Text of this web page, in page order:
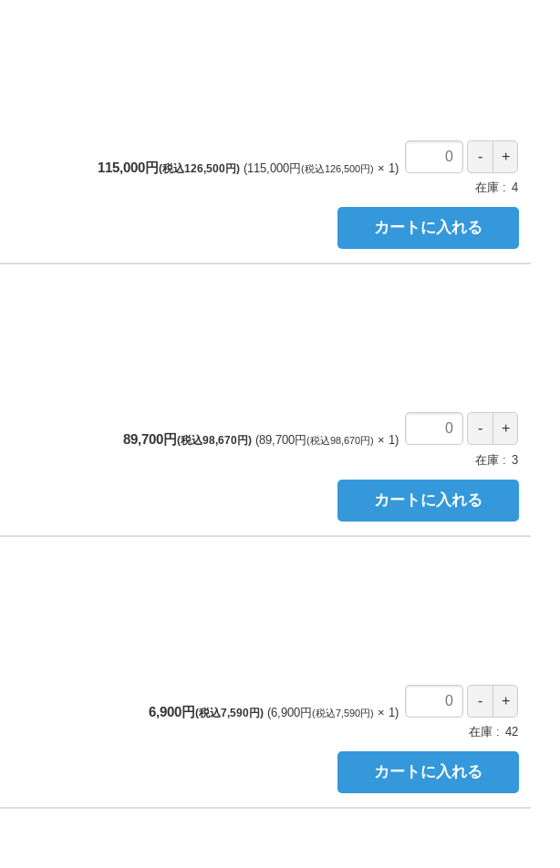
115,000円(税込126,500円) 115,000円(税込126,500円)
1
在庫
4
カートに入れる
89,700円(税込98,670円) 89,700円(税込98,670円)
1
在庫
3
カートに入れる
6,900円(税込7,590円) 6,900円(税込7,590円)
1
在庫
42
カートに入れる